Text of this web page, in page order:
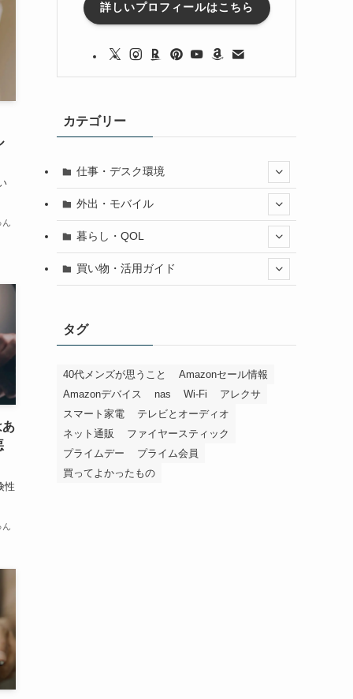
ん
あ
性
ん
詳しいプロフィールはこちら
カテゴリー
仕事・デスク環境
外出・モバイル
暮らし・QOL
買い物・活用ガイド
タグ
40代メンズが思うこと
Amazonセール情報
Amazonデバイス
nas Wi-Fi
アレクサ
スマート家電
テレビとオーディオ
ネット通販
ファイヤースティック
プライムデー
プライム会員
買ってよかったもの